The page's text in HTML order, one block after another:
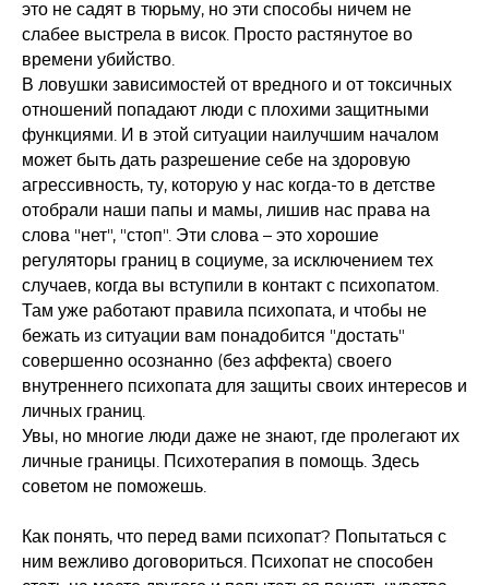
это не садят в тюрьму, но эти способы ничем не
слабее выстрела в висок. Просто растянутое во
времени убийство.
В ловушки зависимостей от вредного и от токсичных
отношений попадают люди с плохими защитными
функциями. И в этой ситуации наилучшим началом
может быть дать разрешение себе на здоровую
агрессивность, ту, которую у нас когда-то в детстве
отобрали наши папы и мамы, лишив нас права на
слова "нет", "стоп". Эти слова – это хорошие
регуляторы границ в социуме, за исключением тех
случаев, когда вы вступили в контакт с психопатом.
Там уже работают правила психопата, и чтобы не
бежать из ситуации вам понадобится "достать"
совершенно осознанно (без аффекта) своего
внутреннего психопата для защиты своих интересов и
личных границ.
Увы, но многие люди даже не знают, где пролегают их
личные границы. Психотерапия в помощь. Здесь
советом не поможешь.
Как понять, что перед вами психопат? Попытаться с
ним вежливо договориться. Психопат не способен